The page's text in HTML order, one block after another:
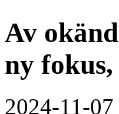
Av
ny
2024-11-